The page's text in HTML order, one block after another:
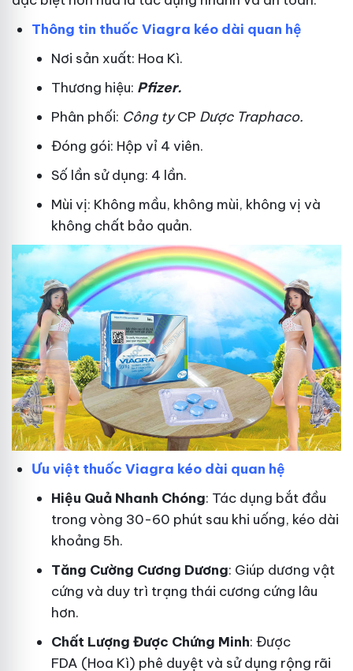
Thông tin thuốc Viagra kéo dài quan hệ
Nơi sản xuất: Hoa Kì.
Thương hiệu: Pfizer.
Phân phối: Công tyCP Dược Traphaco.
Đóng gói: Hộp vỉ 4 viên.
Số lần sử dụng: 4 lần.
Mùi vị: Không mầu, không mùi, không vị và
không chất bảo quản.
Ưu việt thuốc Viagra kéo dài quan hệ
Hiệu Quả Nhanh Chóng: Tác dụng bắt đầu
trong vòng 30-60 phút sau khi uống, kéo dài
khoảng 5h.
Tăng Cường Cương Dương: Giúp dương vật
cứng và duy trì trạng thái cương cứng lâu
hơn.
Chất Lượng Được Chứng Minh: Được
FDA (Hoa Kì) phê duyệt và sử dụng rộng rãi